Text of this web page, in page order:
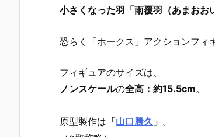
小さくなった羽「雨覆羽（あまおお
恐らく「ホークス」アクションフィ
フィギュアのサイズは、
ノンスケールの全高：約15.5cm。
原型製作は 「山口勝久 」 。